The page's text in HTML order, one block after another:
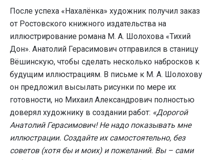
После успеха «Нахалёнка» художник получил заказ
от Ростовского книжного издательства на
иллюстрирование романа М. А. Шолохова «Тихий
Дон». Анатолий Герасимович отправился в станицу
Вёшинскую, чтобы сделать несколько набросков к
будущим иллюстрациям. В письме к М. А. Шолохову
он предложил высылать рисунки по мере их
готовности, но Михаил Александрович полностью
доверял художнику в создании работ: «Дорогой
Анатолий Герасимович! Не надо показывать мне
иллюстрации. Создайте их самостоятельно, без
советов (хотя бы и моих) и пожеланий. Вы – сами